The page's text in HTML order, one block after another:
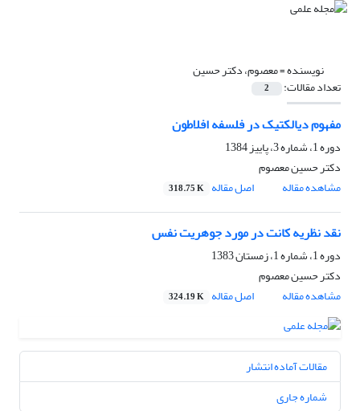
نویسنده =معصوم، دکتر حسین
تعداد مقالات: 2
مفهوم دیالکتیک در فلسفه افلاطون
دوره 1، شماره 3، پاییز 1384
دکتر حسین معصوم
مشاهده مقاله
اصل مقاله 318.75 K
نقد نظریه کانت در مورد جوهریت نفس
دوره 1، شماره 1، زمستان 1383
دکتر حسین معصوم
مشاهده مقاله
اصل مقاله 324.19 K
مقالات آماده انتشار
شماره جاری